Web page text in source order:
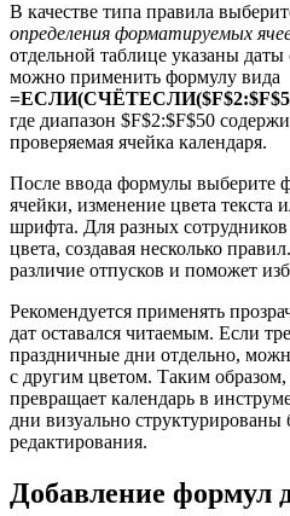
В качестве типа правила
определения форматируемых
отдельной таблице указаны даты
можно применить формулу вида
где диапазон $F$2:$F$50
проверяемая ячейка календаря.
После ввода формулы выберите
ячейки, изменение цвета
шрифта. Для разных
цвета, создавая несколько
различие отпусков и поможет
Рекомендуется применять
дат оставался читаемым. Если
праздничные дни отдельно,
с другим цветом. Таким
превращает календарь в
дни визуально структурированы
редактирования.
Добавление формул